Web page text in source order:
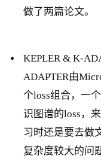
做了两篇论文。
KEPLER & K-
ADAPTER由
个loss组合，一
识图谱的loss，
习时还是要去做
复杂度较大的问